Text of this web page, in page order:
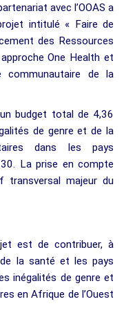
avec l’OOAS a
intitulé « Faire de
des Ressources
One Health et
communautaire de la
budget total de 4,36
de genre et de la
dans les pays
La prise en compte
transversal majeur du
est de contribuer, à
la santé et les pays
inégalités de genre et
en Afrique de l’Ouest